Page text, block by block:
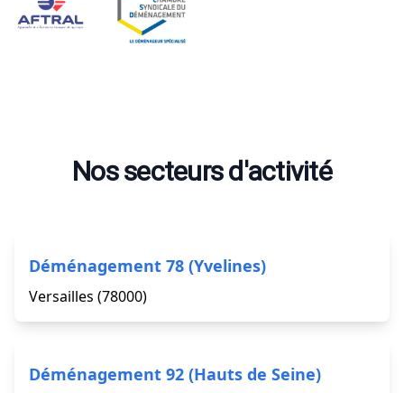
Nos secteurs d'activité
Déménagement 78 (Yvelines)
Versailles (78000)
Déménagement 92 (Hauts de Seine)